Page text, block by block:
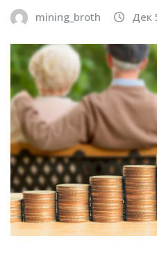
mining_broth Дек